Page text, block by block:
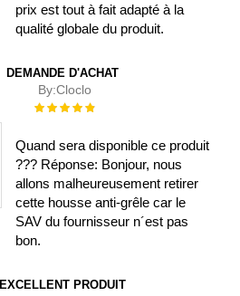
prix est tout à fait adapté à la
qualité globale du produit.
DEMANDE D'ACHAT
By:Cloclo
Évaluation :
Quand sera disponible ce produit
??? Réponse: Bonjour, nous
allons malheureusement retirer
cette housse anti-grêle car le
SAV du fournisseur n´est pas
bon.
EXCELLENT PRODUIT